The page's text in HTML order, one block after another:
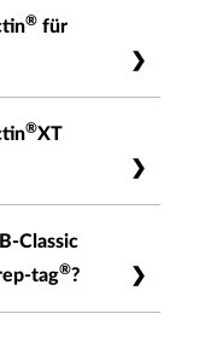
®für
®XT
Classic
tag®?